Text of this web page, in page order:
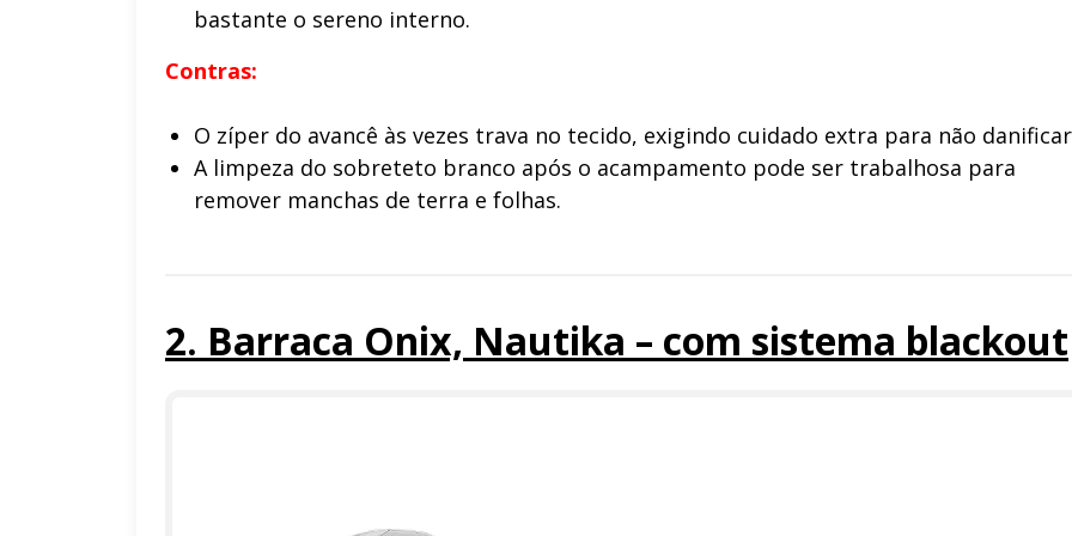
bastante o sereno interno.
Contras:
O zíper do avancê às vezes trava no tecido, exigindo cuidado extra para não
A limpeza do sobreteto branco após o acampamento pode ser trabalhosa para
remover manchas de terra e folhas.
2. Barraca Onix, Nautika – com sistema blackout